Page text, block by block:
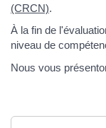
(CRCN).
À la fin de
niveau de
Nous vous